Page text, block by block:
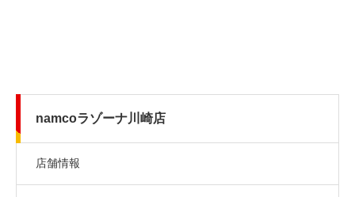
namcoラゾーナ川崎店
店舗情報